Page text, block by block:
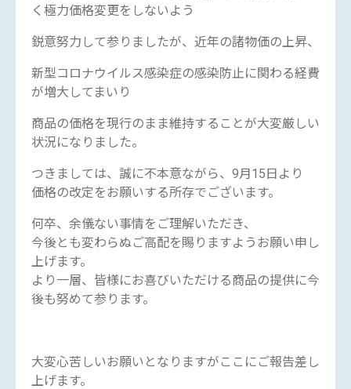
く極力価格変更をしないよう
鋭意努力して参りましたが、近年の諸物価の上昇、
新型コロナウイルス感染症の感染防止に関わる経費
が増大してまいり
商品の価格を現行のまま維持することが大変厳しい
状況になりました。
つきましては、誠に不本意ながら、9月15日より
価格の改定をお願いする所存でございます。
何卒、余儀ない事情をご理解いただき、
今後とも変わらぬご高配を賜りますようお願い申し
上げます。
より一層、皆様にお喜びいただける商品の提供に今
後も努めて参ります。
大変心苦しいお願いとなりますがここにご報告差し
上げます。